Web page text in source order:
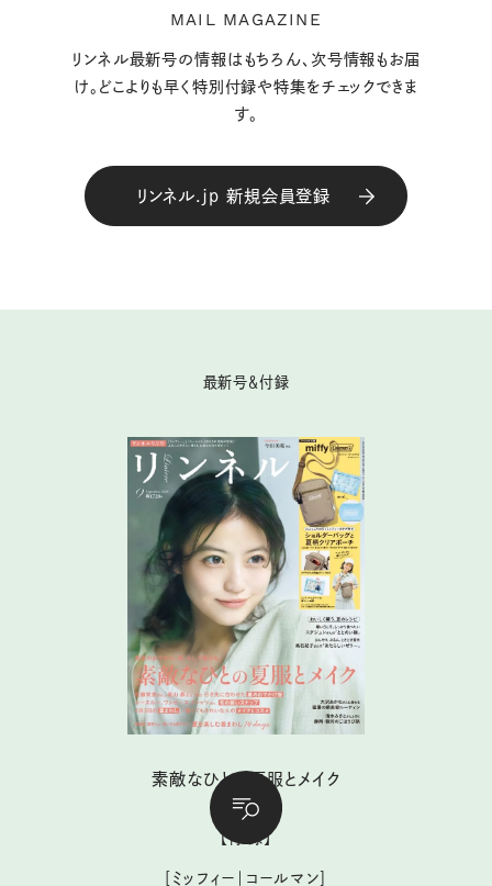
MAIL MAGAZINE
リンネル最新号の情報はもちろん、次号情報もお届
け。どこよりも早く特別付録や特集をチェックできま
す。
リンネル.jp 新規会員登録
最新号＆付録
素敵なひとの夏服とメイク
【付 録】
［ミッフィー｜コールマン］